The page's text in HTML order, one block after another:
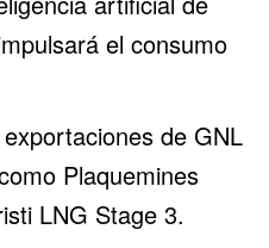
el consumo
de GNL
Plaquemines
LNG Stage 3.